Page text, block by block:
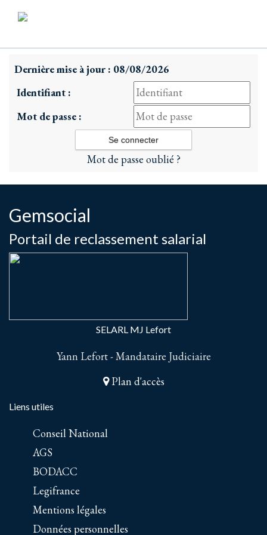
Dernière mise à jour : 08/08/2026
Identifiant :
Mot de passe :
Mot de passe oublié ?
Gemsocial
Portail de reclassement salarial
SELARL MJ Lefort
Yann Lefort - Mandataire Judiciaire
Plan d'accès
Liens utiles
Conseil National
AGS
BODACC
Legifrance
Mentions légales
Données personnelles